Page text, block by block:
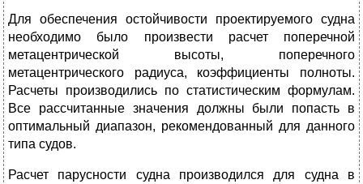
Для обеспечения остойчивости проектируемого судна
необходимо было произвести расчет поперечной
метацентрической высоты, поперечного
метацентрического радиуса, коэффициенты полноты.
Расчеты производились по статистическим формулам.
Все рассчитанные значения должны были попасть в
оптимальный диапазон, рекомендованный для данного
типа судов.
Расчет парусности судна производился для судна в